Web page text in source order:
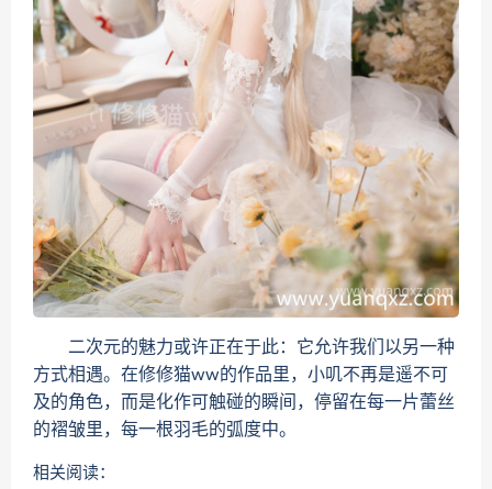
二次元的魅力或许正在于此：它允许我们以另一种
方式相遇。在修修猫ww的作品里，小叽不再是遥不可
及的角色，而是化作可触碰的瞬间，停留在每一片蕾丝
的褶皱里，每一根羽毛的弧度中。
相关阅读：